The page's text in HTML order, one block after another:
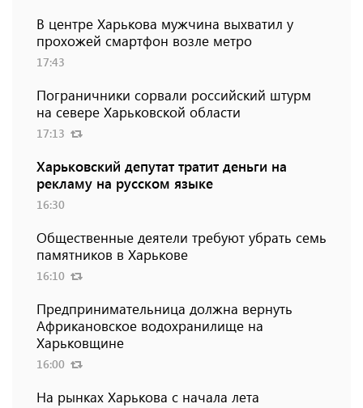
В центре Харькова мужчина выхватил у
прохожей смартфон возле метро
17:43
Пограничники сорвали российский штурм
на севере Харьковской области
17:13
Харьковский депутат тратит деньги на
рекламу на русском языке
16:30
Общественные деятели требуют убрать семь
памятников в Харькове
16:10
Предпринимательница должна вернуть
Африкановское водохранилище на
Харьковщине
16:00
На рынках Харькова с начала лета